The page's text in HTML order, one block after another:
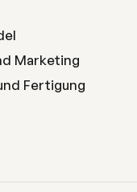
Marketing
Fertigung